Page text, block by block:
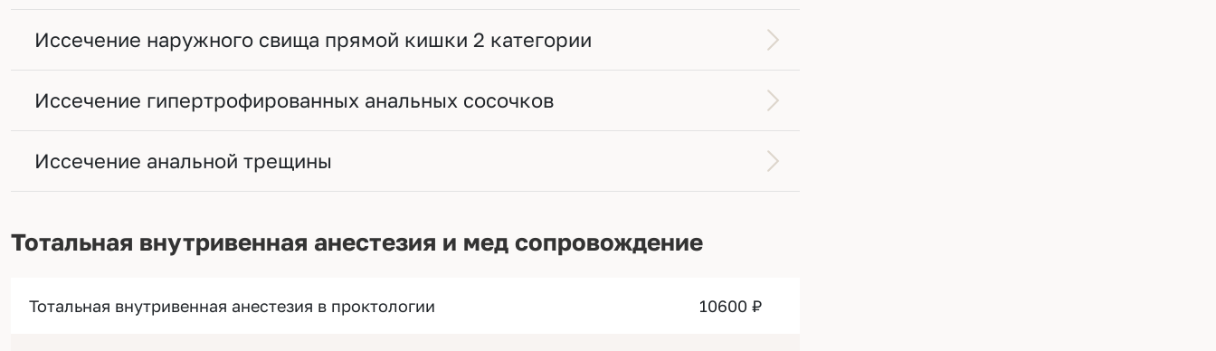
Иссечение наружного свища прямой кишки 2 категории
Иссечение гипертрофированных анальных сосочков
Иссечение анальной трещины
Тотальная внутривенная анестезия и мед сопровождение
Тотальная внутривенная анестезия в проктологии 10600 ₽